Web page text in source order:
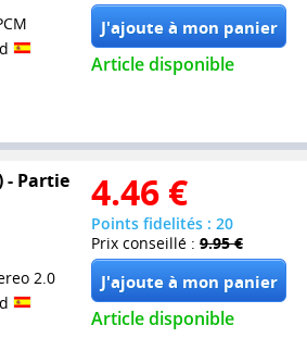
Article disponible
- Partie
2.0
4.46 €
Points fidelités : 20
Prix conseillé : 9.95 €
Article disponible